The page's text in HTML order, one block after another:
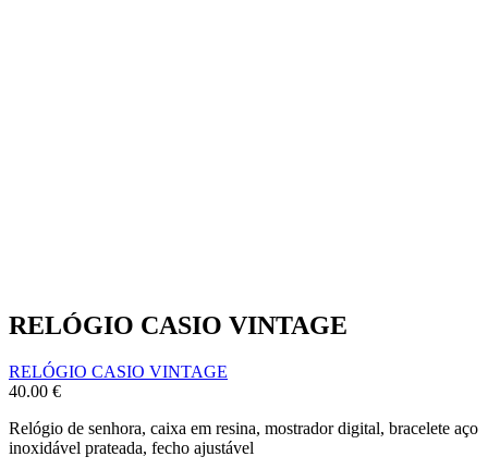
RELÓGIO CASIO VINTAGE
RELÓGIO CASIO VINTAGE
40.00 €
Relógio de senhora, caixa em resina, mostrador digital, bracelete aço
inoxidável prateada, fecho ajustável